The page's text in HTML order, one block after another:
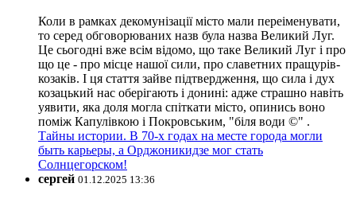
Коли в рамках декомунізації місто мали переіменувати,
то серед обговорюваних назв була назва Великий Луг.
Це сьогодні вже всім відомо, що таке Великий Луг і про
що це - про місце нашої сили, про славетних пращурів-
козаків. І ця стаття зайве підтвердження, що сила і дух
козацький нас оберігають і донині: адже страшно навіть
уявити, яка доля могла спіткати місто, опинись воно
поміж Капулівкою і Покровським, "біля води ©" .
Тайны истории. В 70-х годах на месте города могли
быть карьеры, а Орджоникидзе мог стать
Солнцегорском!
сергей 01.12.2025 13:36